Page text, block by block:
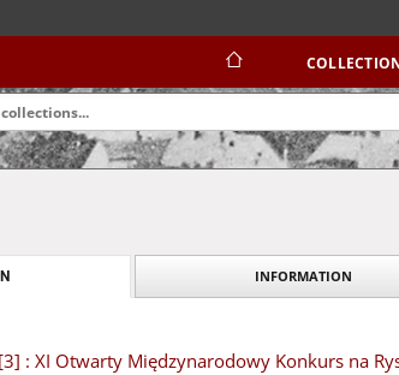
INFORMATION
: XI Otwarty Międzynarodowy Konkurs na